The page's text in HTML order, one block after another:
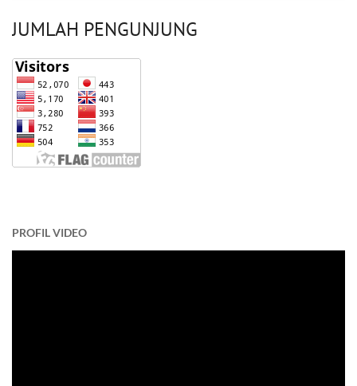
JUMLAH PENGUNJUNG
PROFIL VIDEO